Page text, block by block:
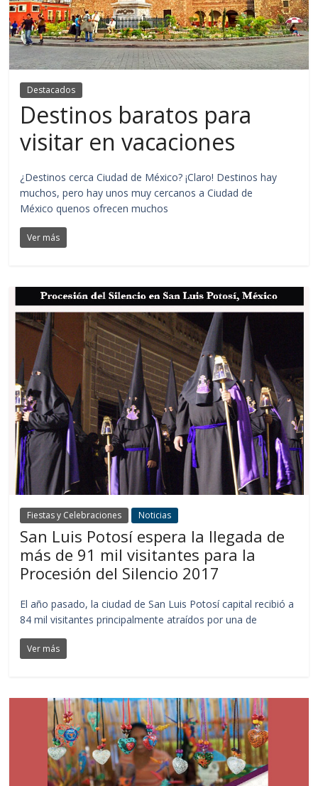
Destacados
Destinos baratos para
visitar en vacaciones
¿Destinos cerca Ciudad de México? ¡Claro! Destinos hay
muchos, pero hay unos muy cercanos a Ciudad de
México quenos ofrecen muchos
Ver más
Fiestas y Celebraciones Noticias
San Luis Potosí espera la llegada de
más de 91 mil visitantes para la
Procesión del Silencio 2017
El año pasado, la ciudad de San Luis Potosí capital recibió a
84 mil visitantes principalmente atraídos por una de
Ver más